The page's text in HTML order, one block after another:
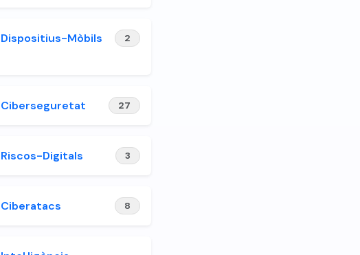
Dispositius-Mòbils 2
Ciberseguretat 27
Riscos-Digitals 3
Ciberatacs 8